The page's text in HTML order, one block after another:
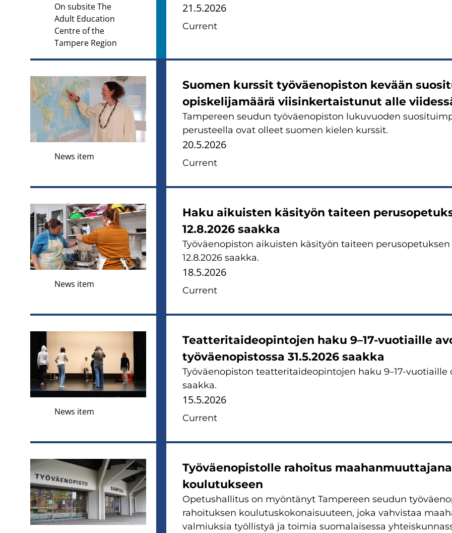
On subsite The
Adult Education
Centre of the
Tampere Region
21.5.2026
Current
News item
Suomen kurssit työväenopiston kevään
opiskelijamäärä viisinkertaistunut alle
Tampereen seudun työväenopiston lukuvuoden
perusteella ovat olleet suomen kielen kurssit.
20.5.2026
Current
News item
Haku aikuisten käsityön taiteen
12.8.2026 saakka
Työväenopiston aikuisten käsityön taiteen
12.8.2026 saakka.
18.5.2026
Current
News item
Teatteritaideopintojen haku 9–17-vuotiaille
työväenopistossa 31.5.2026 saakka
Työväenopiston teatteritaideopintojen haku 9–17-vuotiaille
saakka.
15.5.2026
Current
Työväenopistolle rahoitus
koulutukseen
Opetushallitus on myöntänyt Tampereen seudun
rahoituksen koulutuskokonaisuuteen, joka vahvistaa
valmiuksia työllistyä ja toimia suomalaisessa